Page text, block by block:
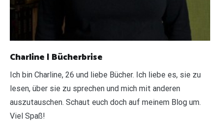
Charline | Bücherbrise
Ich bin Charline, 26 und liebe Bücher. Ich liebe es, sie zu
lesen, über sie zu sprechen und mich mit anderen
auszutauschen. Schaut euch doch auf meinem Blog um.
Viel Spaß!